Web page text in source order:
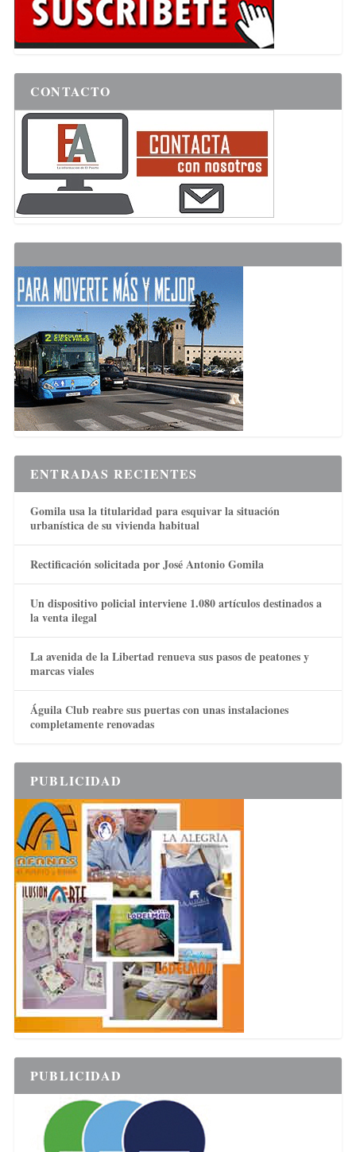
CONTACTO
ENTRADAS RECIENTES
Gomila usa la titularidad para esquivar la situación
urbanística de su vivienda habitual
Rectificación solicitada por José Antonio Gomila
Un dispositivo policial interviene 1.080 artículos destinados a
la venta ilegal
La avenida de la Libertad renueva sus pasos de peatones y
marcas viales
Águila Club reabre sus puertas con unas instalaciones
completamente renovadas
PUBLICIDAD
PUBLICIDAD